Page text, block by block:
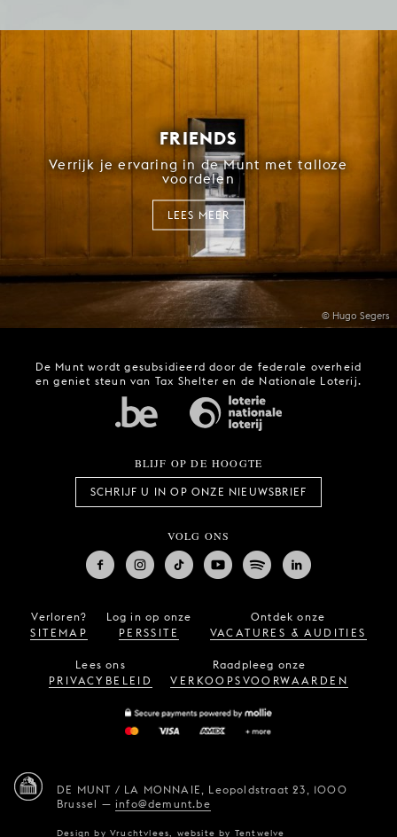
© Hugo Segers
FRIENDS
Verrijk je ervaring in de Munt met talloze
voordelen
LEES MEER
De Munt wordt gesubsidieerd door de federale overheid
en geniet steun van Tax Shelter en de Nationale Loterij.
BLIJF OP DE HOOGTE
SCHRIJF U IN OP ONZE NIEUWSBRIEF
VOLG ONS
Verloren?
SITEMAP
Log in op onze
PERSSITE
Ontdek onze
VACATURES & AUDITIES
Lees ons
PRIVACYBELEID
Raadpleeg onze
VERKOOPSVOORWAARDEN
DE MUNT / LA MONNAIE, Leopoldstraat 23, 1000
Brussel —info@demunt.be
Design byVruchtvlees website by Tentwelve